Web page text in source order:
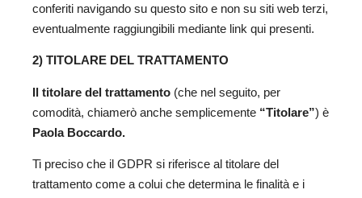
conferiti navigando su questo sito e non su siti web terzi,
eventualmente raggiungibili mediante link qui presenti.
2) TITOLARE DEL TRATTAMENTO
Il titolare del trattamento (che nel seguito, per
comodità, chiamerò anche semplicemente “Titolare”) è
Paola Boccardo.
Ti preciso che il GDPR si riferisce al titolare del
trattamento come a colui che determina le finalità e i